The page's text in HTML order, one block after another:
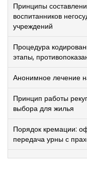
Принципы
воспитанников
учреждений
Процедура
этапы,
Анонимное лечение
Принцип работы
выбора для жилья
Порядок кремации:
передача урны с